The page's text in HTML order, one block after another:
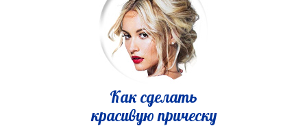
Как сделать
красивую прическу